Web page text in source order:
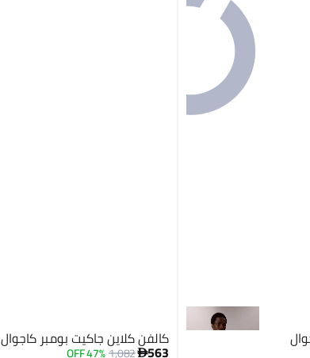
كالفن كلاين جاكيت بومبر كاجوال
563
1,082
47% OFF